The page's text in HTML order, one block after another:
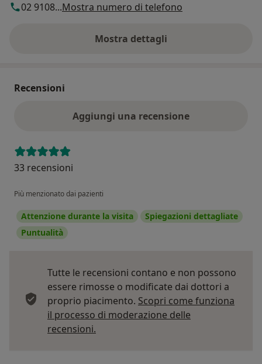
02 9108...Mostra numero di telefono
Mostra dettagli
sull'indirizzo
Recensioni
Aggiungi una recensione
33 recensioni
Più menzionato dai pazienti
Attenzione durante la visita
Spiegazioni dettagliate
Puntualità
Tutte le recensioni contano e non possono
essere rimosse o modificate dai dottori a
proprio piacimento. Scopri come funziona
il processo di moderazione delle
recensioni.